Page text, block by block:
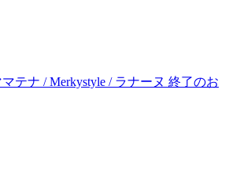
マテナ / Merkystyle / ラナーヌ 終了のお